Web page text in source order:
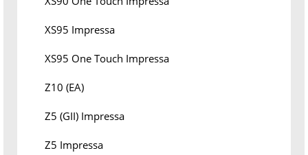
XS95 Impressa
XS95 One Touch Impressa
Z10 (EA)
Z5 (GII) Impressa
Z5 Impressa